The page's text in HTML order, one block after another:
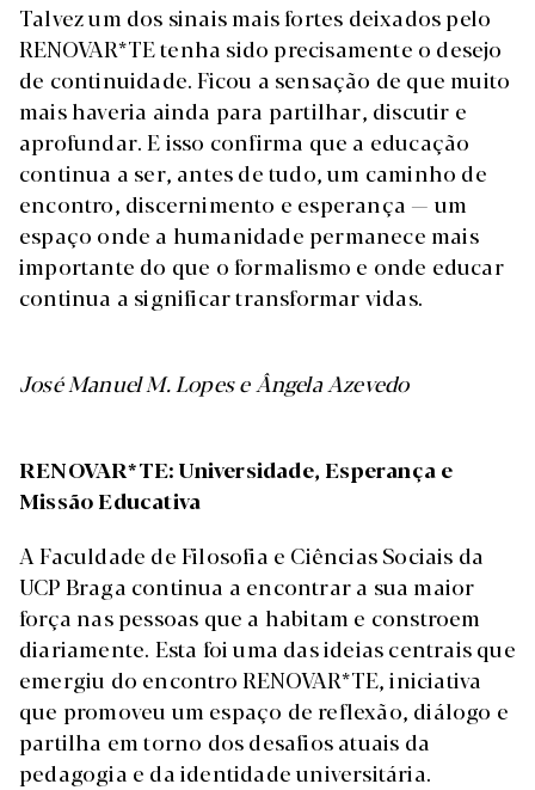
Talvez um dos sinais mais fortes deixados pelo
RENOVAR*TE tenha sido precisamente o desejo
de continuidade. Ficou a sensação de que muito
mais haveria ainda para partilhar, discutir e
aprofundar. E isso confirma que a educação
continua a ser, antes de tudo, um caminho de
encontro, discernimento e esperança — um
espaço onde a humanidade permanece mais
importante do que o formalismo e onde educar
continua a significar transformar vidas.
José Manuel M. Lopes e Ângela Azevedo
RENOVAR*TE: Universidade, Esperança e
Missão Educativa
A Faculdade de Filosofia e Ciências Sociais da
UCP Braga continua a encontrar a sua maior
força nas pessoas que a habitam e constroem
diariamente. Esta foi uma das ideias centrais que
emergiu do encontro RENOVAR*TE, iniciativa
que promoveu um espaço de reflexão, diálogo e
partilha em torno dos desafios atuais da
pedagogia e da identidade universitária.